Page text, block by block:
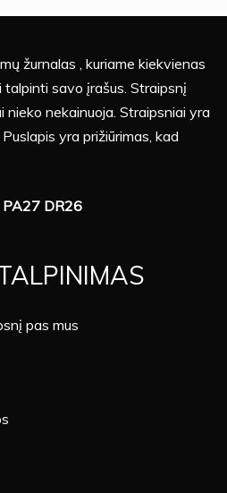
žurnalas , kuriame kiekvienas
savo įrašus. Straipsnį
nekainuoja. Straipsniai yra
yra prižiūrimas, kad
PA27 DR26
pas mus